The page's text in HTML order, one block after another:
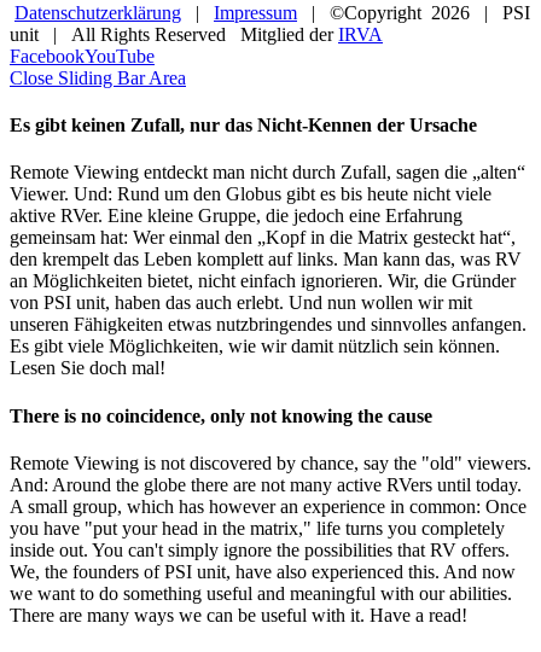
Datenschutzerklärung | Impressum | ©Copyright 2026 | PSI
unit | All Rights Reserved Mitglied derIRVA
FacebookYouTube
Close Sliding Bar Area
Es gibt keinen Zufall, nur das Nicht-Kennen der Ursache
Remote Viewing entdeckt man nicht durch Zufall, sagen die „alten“
Viewer. Und: Rund um den Globus gibt es bis heute nicht viele
aktive RVer. Eine kleine Gruppe, die jedoch eine Erfahrung
gemeinsam hat: Wer einmal den „Kopf in die Matrix gesteckt hat“,
den krempelt das Leben komplett auf links. Man kann das, was RV
an Möglichkeiten bietet, nicht einfach ignorieren. Wir, die Gründer
von PSI unit, haben das auch erlebt. Und nun wollen wir mit
unseren Fähigkeiten etwas nutzbringendes und sinnvolles anfangen.
Es gibt viele Möglichkeiten, wie wir damit nützlich sein können.
Lesen Sie doch mal!
There is no coincidence, only not knowing the cause
Remote Viewing is not discovered by chance, say the "old" viewers.
And: Around the globe there are not many active RVers until today.
A small group, which has however an experience in common: Once
you have "put your head in the matrix," life turns you completely
inside out. You can't simply ignore the possibilities that RV offers.
We, the founders of PSI unit, have also experienced this. And now
we want to do something useful and meaningful with our abilities.
There are many ways we can be useful with it. Have a read!